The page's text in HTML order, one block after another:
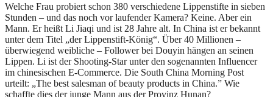
Welche Frau probiert schon 380 verschiedene Lippenstifte in sieben
Stunden – und das noch vor laufender Kamera? Keine. Aber ein
Mann. Er heißt Li Jiaqi und ist 28 Jahre alt. In China ist er bekannt
unter dem Titel „der Lippenstift-König“. Über 40 Millionen –
überwiegend weibliche – Follower bei Douyin hängen an seinen
Lippen. Li ist der Shooting-Star unter den sogenannten Influencer
im chinesischen E-Commerce. Die South China Morning Post
urteilt: „The best salesman of beauty products in China.” Wie
schaffte dies der junge Mann aus der Provinz Hunan?